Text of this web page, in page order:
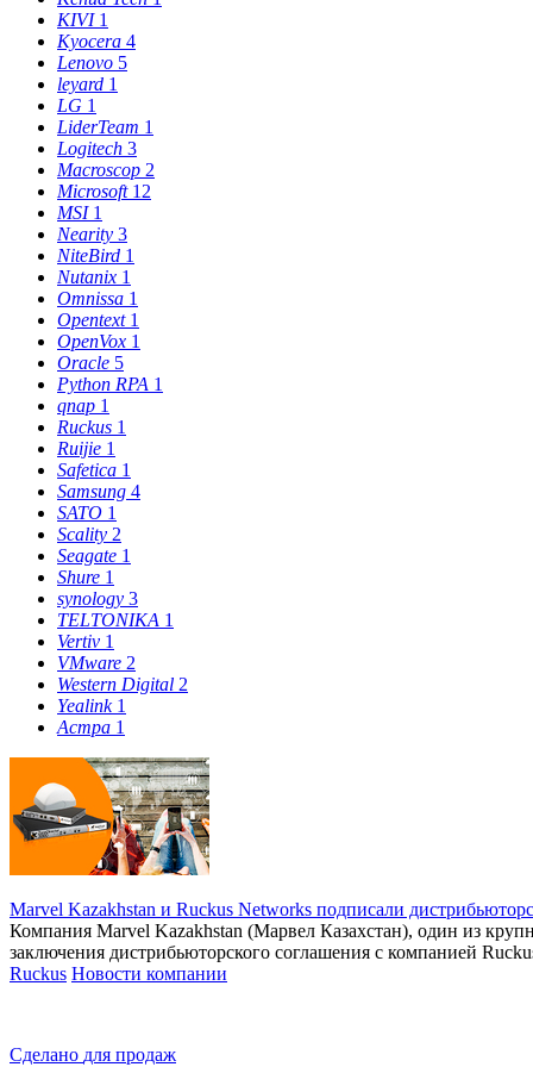
KIVI 1
Kyocera 4
Lenovo 5
leyard 1
LG 1
LiderTeam 1
Logitech 3
Macroscop 2
Microsoft 12
MSI 1
Nearity 3
NiteBird 1
Nutanix 1
Omnissa 1
Opentext 1
OpenVox 1
Oracle 5
Python RPA 1
qnap 1
Ruckus 1
Ruijie 1
Safetica 1
Samsung 4
SATO 1
Scality 2
Seagate 1
Shure 1
synology 3
TELTONIKA 1
Vertiv 1
VMware 2
Western Digital 2
Yealink 1
Астра 1
Marvel Kazakhstan и Ruckus Networks подписали
Компания Marvel Kazakhstan (Марвел Казахстан), один из
заключения дистрибьюторского соглашения с компанией
Ruckus Новости компании
Сделано для продаж